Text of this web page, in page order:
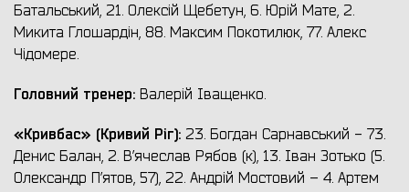
Батальський, 21. Олексій Щебетун, 6. Юрій Мате, 2.
Микита Глошардін, 88. Максим Покотилюк, 77. Алекс
Чідомере.
Головний тренер: Валерій Іващенко.
«Кривбас» (Кривий Ріг): 23. Богдан Сарнавський - 73.
Денис Балан, 2. В’ячеслав Рябов (к), 13. Іван Зотько (5.
Олександр П’ятов, 57), 22. Андрій Мостовий – 4. Артем